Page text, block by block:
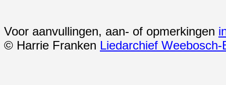
Voor aanvullingen, aan- of opmerkingen
© Harrie Franken Liedarchief Weebosch-